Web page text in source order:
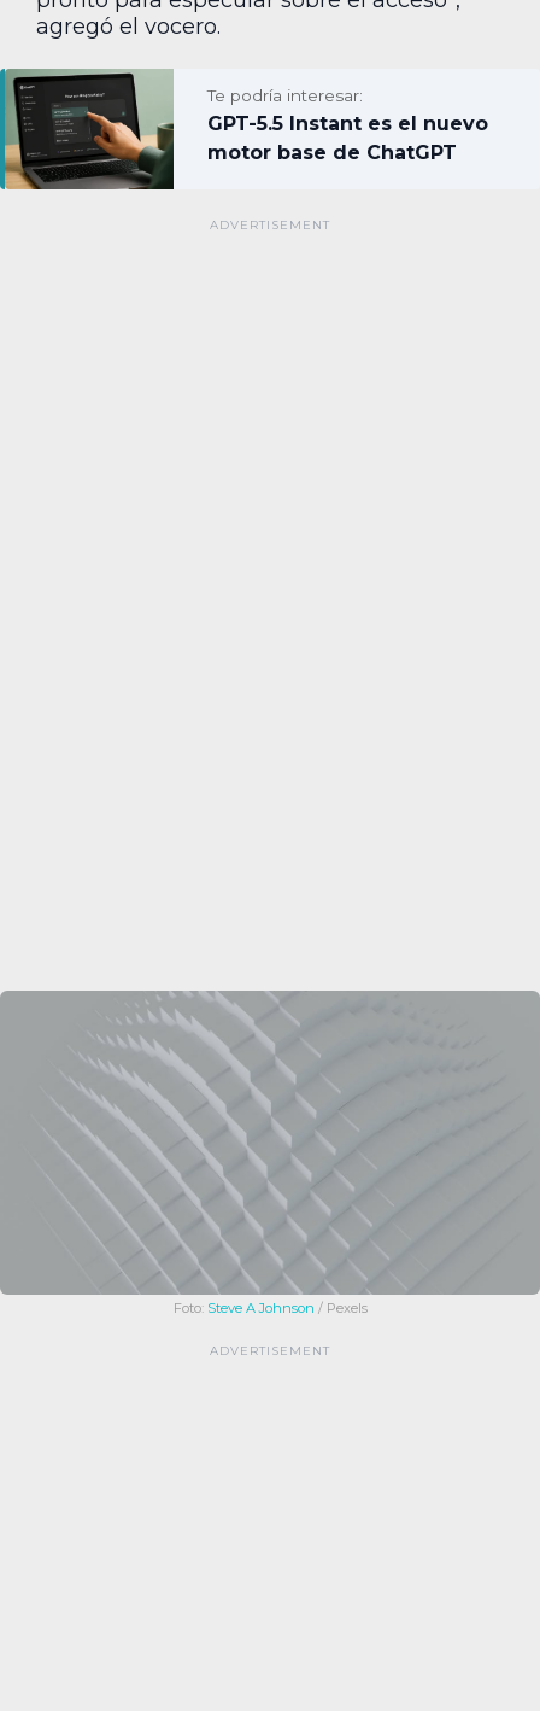
agregó el vocero.
Te podría interesar:
GPT-5.5 Instant es el nuevo
motor base de ChatGPT
Foto: Steve A Johnson / Pexels